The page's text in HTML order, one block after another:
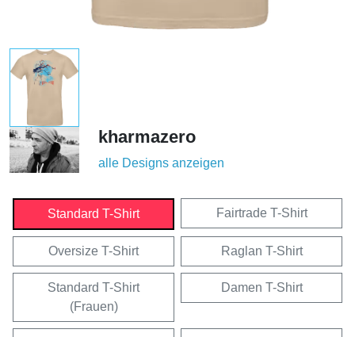
kharmazero
alle Designs anzeigen
Standard T-Shirt Fairtrade T-Shirt
Oversize T-Shirt Raglan T-Shirt
Standard T-Shirt
(Frauen)
Damen T-Shirt